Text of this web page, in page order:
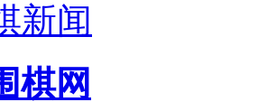
新闻
棋网